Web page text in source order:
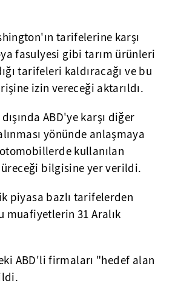
tarifelerine karşı
fasulyesi gibi tarım ürünleri
tarifeleri kaldıracağı ve bu
izin vereceği aktarıldı.
ABD'ye karşı diğer
yönünde anlaşmaya
kullanılan
bilgisine yer verildi.
piyasa bazlı tarifelerden
muafiyetlerin 31 Aralık
ABD'li firmaları "hedef alan